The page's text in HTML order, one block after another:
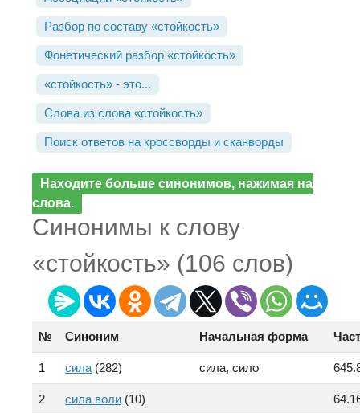
Разбор по составу «стойкость»
Фонетический разбор «стойкость»
«стойкость» - это...
Слова из слова «стойкость»
Поиск ответов на кроссворды и сканворды
Находите больше синонимов, нажимая на
слова.
Синонимы к слову
«стойкость» (106 слов)
№ Синоним Начальная форма
1 сила (282) сила, сило
2 сила воли (10)